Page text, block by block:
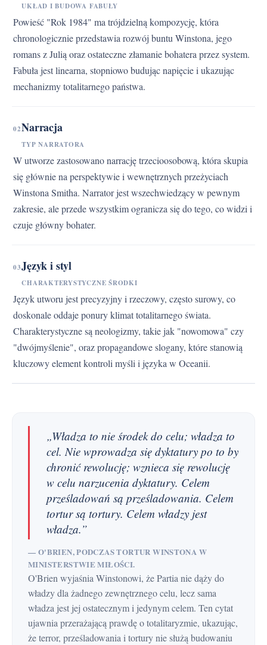
UKŁAD I BUDOWA FABUŁY
Powieść "Rok 1984" ma trójdzielną kompozycję, która
chronologicznie przedstawia rozwój buntu Winstona, jego
romans z Julią oraz ostateczne złamanie bohatera przez system.
Fabuła jest linearna, stopniowo budując napięcie i ukazując
mechanizmy totalitarnego państwa.
02Narracja
TYP NARRATORA
W utworze zastosowano narrację trzecioosobową, która skupia
się głównie na perspektywie i wewnętrznych przeżyciach
Winstona Smitha. Narrator jest wszechwiedzący w pewnym
zakresie, ale przede wszystkim ogranicza się do tego, co widzi i
czuje główny bohater.
03Język i styl
CHARAKTERYSTYCZNE ŚRODKI
Język utworu jest precyzyjny i rzeczowy, często surowy, co
doskonale oddaje ponury klimat totalitarnego świata.
Charakterystyczne są neologizmy, takie jak "nowomowa" czy
"dwójmyślenie", oraz propagandowe slogany, które stanowią
kluczowy element kontroli myśli i języka w Oceanii.
„Władza to nie środek do celu; władza to
cel. Nie wprowadza się dyktatury po to by
chronić rewolucję; wznieca się rewolucję
w celu narzucenia dyktatury. Celem
prześladowań są prześladowania. Celem
tortur są tortury. Celem władzy jest
władza.”
— O'BRIEN, PODCZAS TORTUR WINSTONA W
MINISTERSTWIE MIŁOŚCI.
O'Brien wyjaśnia Winstonowi, że Partia nie dąży do
władzy dla żadnego zewnętrznego celu, lecz sama
władza jest jej ostatecznym i jedynym celem. Ten cytat
ujawnia przerażającą prawdę o totalitaryzmie, ukazując,
że terror, prześladowania i tortury nie służą budowaniu